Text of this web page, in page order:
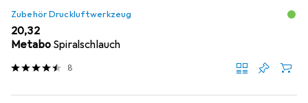
Zubehör Druckluftwerkzeug
EUR
20,32
Metabo Spiralschlauch
8